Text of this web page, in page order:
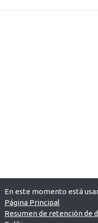
En este momento está
Página Principal
Resumen de retención de